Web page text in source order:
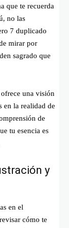
que te recuerda
no las
7 duplicado
mirar por
sagrado que
ofrece una visión
en la realidad de
de
tu esencia es
y
en el
cómo te